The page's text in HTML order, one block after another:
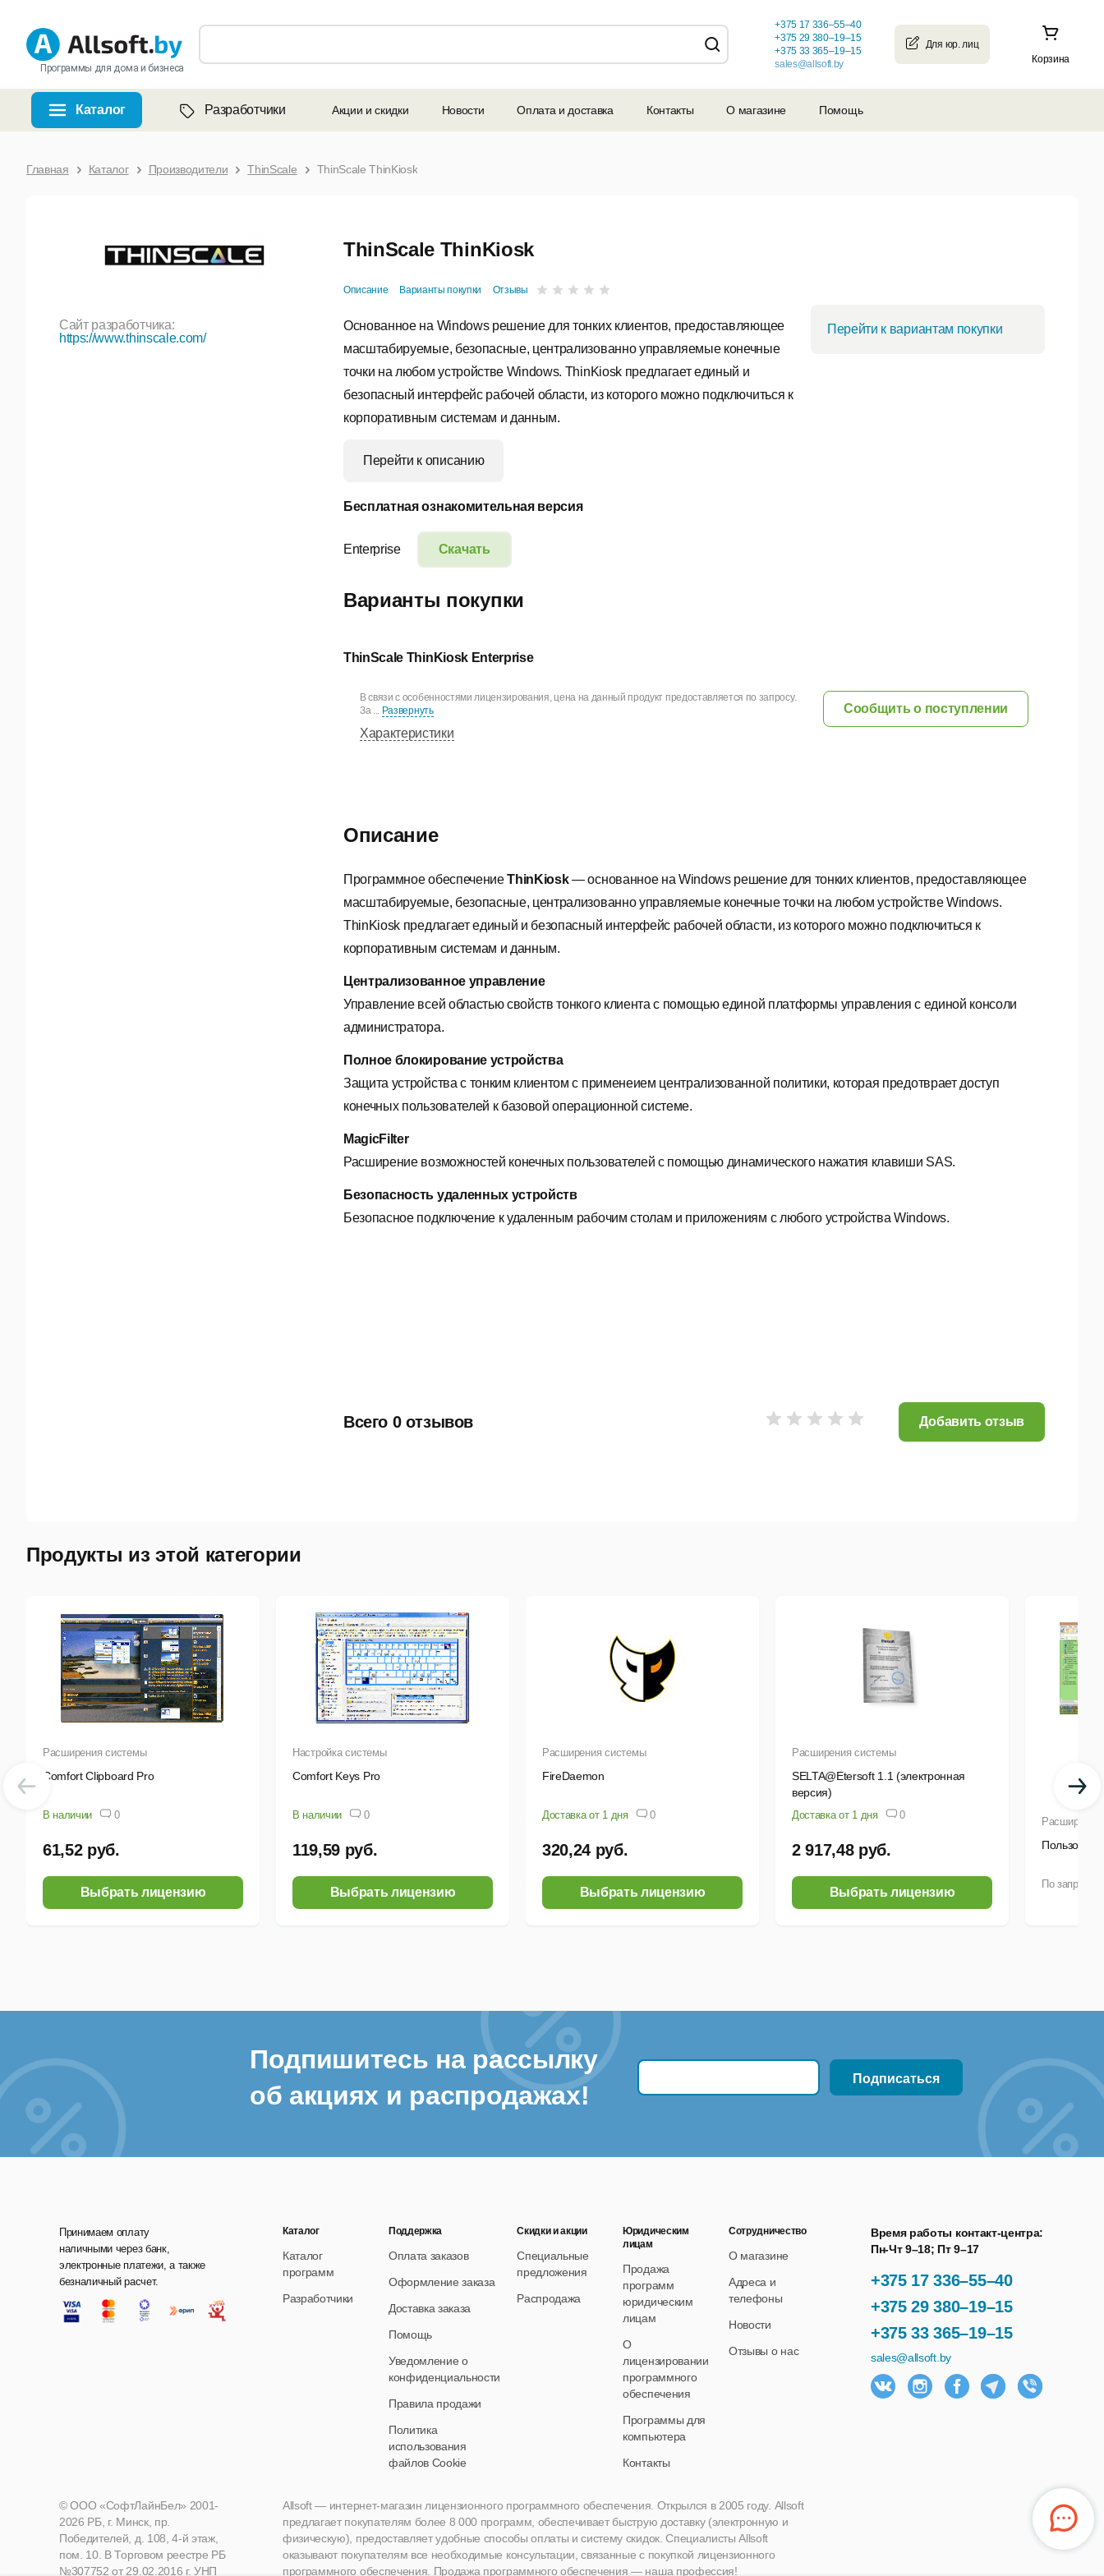
Программы для дома и бизнеса
Корзина
+375 17 336–55–40
+375 29 380–19–15
+375 33 365–19–15
sales@allsoft.by
Каталог Разработчики Акции и скидки Новости Оплата и доставка Контакты О магазине Помощь
Главная Каталог Производители ThinScale ThinScale ThinKiosk
ThinScale ThinKiosk
Описание Варианты покупки Отзывы
Сайт разработчика:
https://www.thinscale.com/
Основанное на Windows решение для тонких клиентов, предоставляющее
масштабируемые, безопасные, централизованно управляемые конечные
точки на любом устройстве Windows. ThinKiosk предлагает единый и
безопасный интерфейс рабочей области, из которого можно подключиться к
корпоративным системам и данным.
Перейти к описанию
Перейти к вариантам покупки
Бесплатная ознакомительная версия
Скачать
Enterprise
Описание
Программное обеспечениеThinKiosk— основанное на Windows решение для тонких клиентов, предоставляющее
масштабируемые, безопасные, централизованно управляемые конечные точки на любом устройстве Windows.
ThinKiosk предлагает единый и безопасный интерфейс рабочей области, из которого можно подключиться к
корпоративным системам и данным.
Централизованное управление
Управление всей областью свойств тонкого клиента с помощью единой платформы управления с единой консоли
администратора.
Полное блокирование устройства
Защита устройства с тонким клиентом с применеием централизованной политики, которая предотврает доступ
конечных пользователей к базовой операционной системе.
MagicFilter
Расширение возможностей конечных пользователей с помощью динамического нажатия клавиши SAS.
Безопасность удаленных устройств
Безопасное подключение к удаленным рабочим столам и приложениям с любого устройства Windows.
Варианты покупки
ThinScale ThinKiosk Enterprise
Сообщить о поступлении
В связи с особенностями лицензирования, цена на данный продукт предоставляется по запросу.
За ... Развернуть
Характеристики
Всего 0 отзывов Добавить отзыв
Продукты из этой категории
Расширения системы
Comfort Clipboard Pro
В наличии 0
61,52 руб.
Выбрать лицензию
Настройка системы
Comfort Keys Pro
В наличии 0
119,59 руб.
Выбрать лицензию
Расширения системы
FireDaemon
Доставка от 1 дня 0
320,24 руб.
Выбрать лицензию
Расширения системы
SELTA@Etersoft 1.1 (электронная
версия)
Доставка от 1 дня 0
2 917,48 руб.
Выбрать лицензию
По запросу
Подпишитесь на рассылку
об акциях и распродажах!
Принимаем оплату
наличными через банк,
электронные платежи, а также
безналичный расчет.
+375 17 336–55–40
+375 29 380–19–15
+375 33 365–19–15
Время работы контакт-центра:
Пн-Чт 9–18; Пт 9–17
sales@allsoft.by
Каталог
Каталог
программ
Разработчики
Поддержка
Оплата заказов
Оформление заказа
Доставка заказа
Помощь
Уведомление о
конфиденциальности
Правила продажи
Политика
использования
файлов Cookie
Скидки и акции
Специальные
предложения
Распродажа
Юридическим
лицам
Продажа
программ
юридическим
лицам
О
лицензировании
программного
обеспечения
Программы для
компьютера
Контакты
Сотрудничество
О магазине
Адреса и
телефоны
Новости
Отзывы о нас
Allsoft — интернет-магазин лицензионного программного обеспечения. Открылся в 2005 году. Allsoft
предлагает покупателям более 8 000 программ, обеспечивает быструю доставку (электронную и
физическую), предоставляет удобные способы оплаты и систему скидок. Специалисты Allsoft
оказывают покупателям все необходимые консультации, связанные с покупкой лицензионного
программного обеспечения. Продажа программного обеспечения — наша профессия!
© ООО «СофтЛайнБел» 2001-
2026 РБ, г. Минск, пр.
Победителей, д. 108, 4-й этаж,
пом. 10. В Торговом реестре РБ
№307752 от 29.02.2016 г. УНП